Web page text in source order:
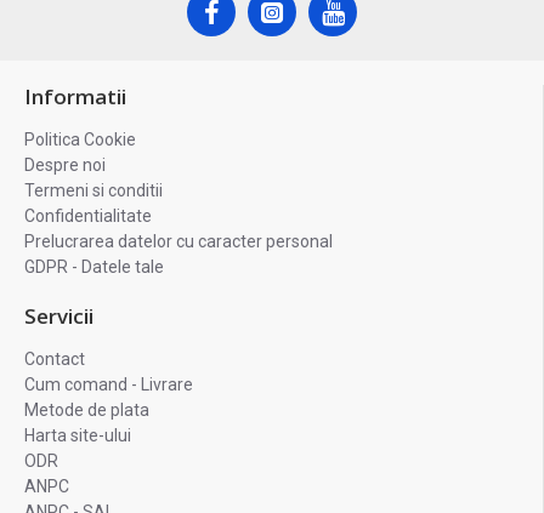
Informatii
Politica Cookie
Despre noi
Termeni si conditii
Confidentialitate
Prelucrarea datelor cu caracter personal
GDPR - Datele tale
Servicii
Contact
Cum comand - Livrare
Metode de plata
Harta site-ului
ODR
ANPC